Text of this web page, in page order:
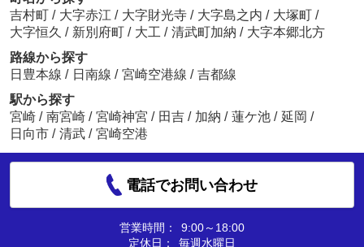
吉村町 / 大字赤江 / 大字財光寺 / 大字島之内 / 大塚町 /
大字恒久 / 新別府町 / 大工 / 清武町加納 / 大字本郷北方
路線から探す
日豊本線 / 日南線 / 宮崎空港線 / 吉都線
駅から探す
宮崎 / 南宮崎 / 宮崎神宮 / 田吉 / 加納 / 蓮ケ池 / 延岡 /
日向市 / 清武 / 宮崎空港
電話でお問い合わせ
営業時間：
9:00～18:00
定休日：
毎週水曜日